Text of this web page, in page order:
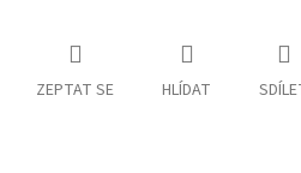
ZEPTAT SE HLÍDAT